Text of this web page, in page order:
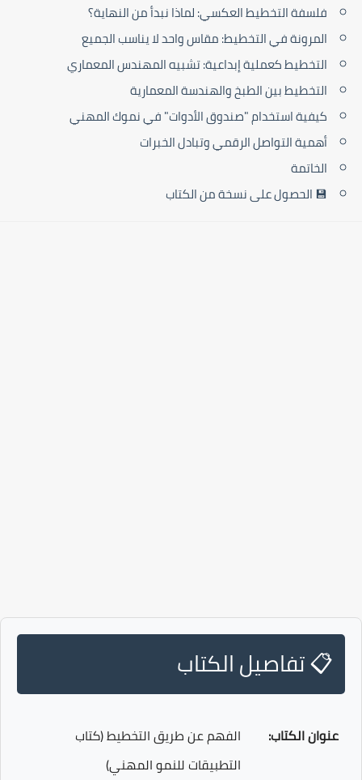
فلسفة التخطيط العكسي: لماذا نبدأ من النهاية؟
المرونة في التخطيط: مقاس واحد لا يناسب الجميع
التخطيط كعملية إبداعية: تشبيه المهندس المعماري
التخطيط بين الطبخ والهندسة المعمارية
كيفية استخدام "صندوق الأدوات" في نموك المهني
أهمية التواصل الرقمي وتبادل الخبرات
الخاتمة
💾 الحصول على نسخة من الكتاب
📋 تفاصيل الكتاب
عنوان الكتاب:
الفهم عن طريق التخطيط (كتاب
التطبيقات للنمو المهني)